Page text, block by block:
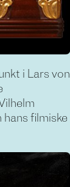
i Lars von
filmiske